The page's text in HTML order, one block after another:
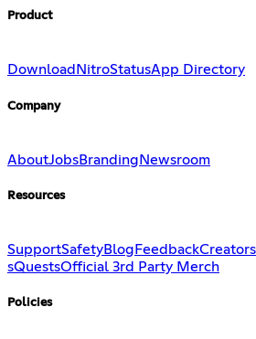
Product
Download NitroStatusApp Directory
Company
AboutJobsBranding Newsroom
Resources
SupportSafetyBlog FeedbackCreators
sQuestsOfficial 3rd Party Merch
Policies